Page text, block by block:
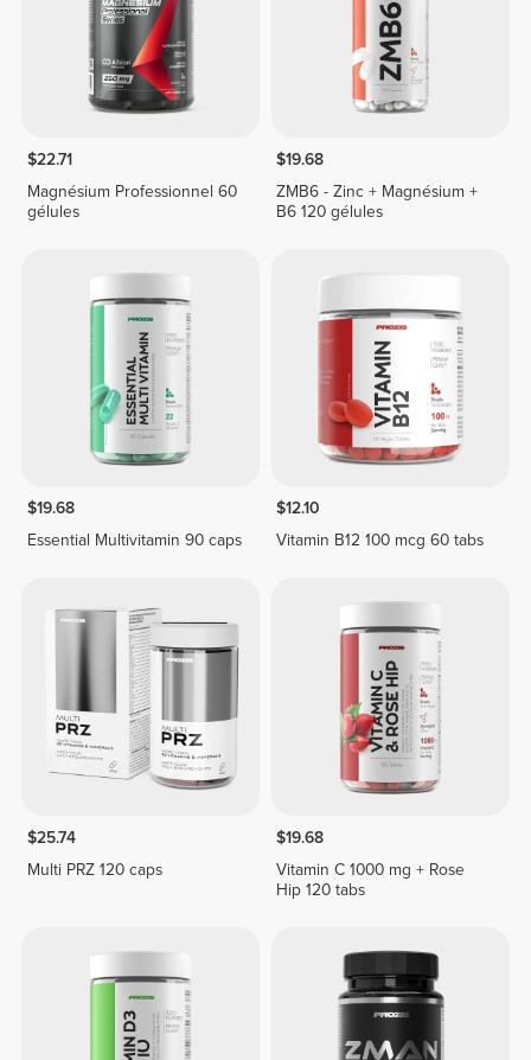
$22.71
Magnésium Professionnel 60
gélules
$19.68
ZMB6 - Zinc + Magnésium +
B6 120 gélules
$19.68
Essential Multivitamin 90 caps
$12.10
Vitamin B12 100 mcg 60 tabs
$25.74
Multi PRZ 120 caps
$19.68
Vitamin C 1000 mg + Rose
Hip 120 tabs